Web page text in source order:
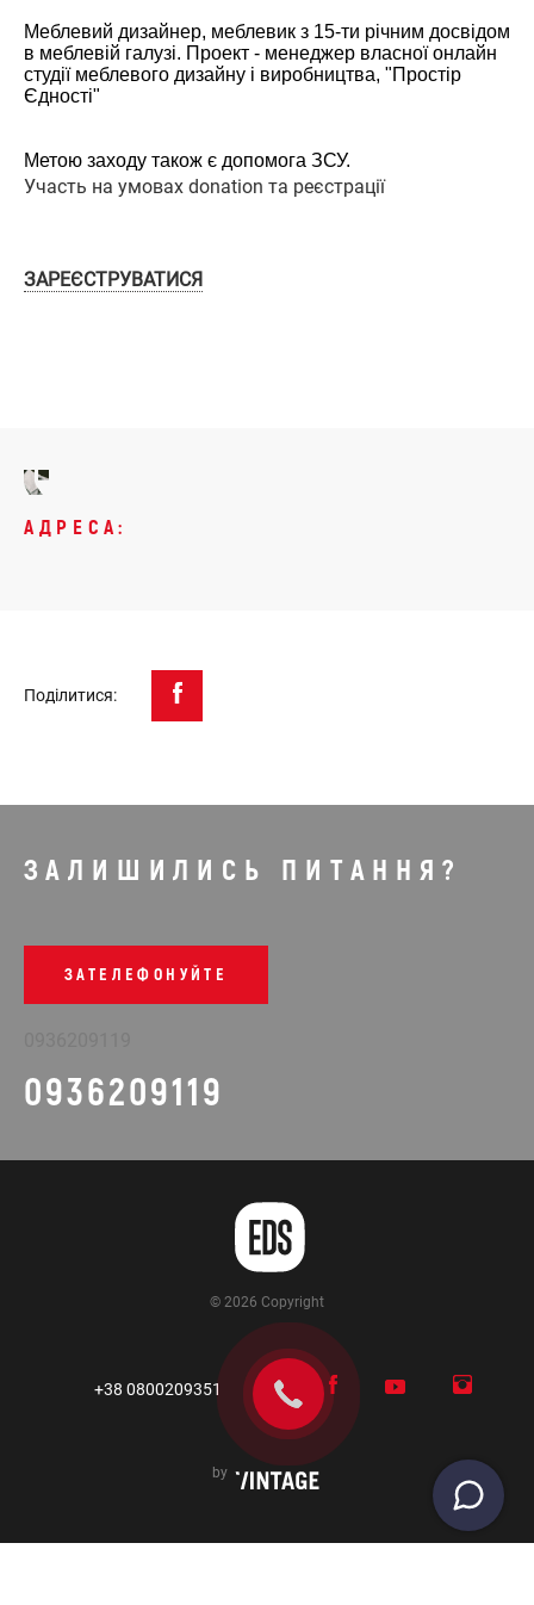
Меблевий дизайнер, меблевик з 15-ти річним досвідом
в меблевій галузі. Проект - менеджер власної онлайн
студії меблевого дизайну і виробництва, "Простір
Єдності"
Метою заходу також є допомога ЗСУ.
Участь на умовах donation та реєстрації
ЗАРЕЄСТРУВАТИСЯ
АДРЕСА:
Поділитися:
ЗАЛИШИЛИСЬ ПИТАННЯ?
ЗАТЕЛЕФОНУЙТЕ
0936209119
© 2026 Copyright
+38 0800209351
by